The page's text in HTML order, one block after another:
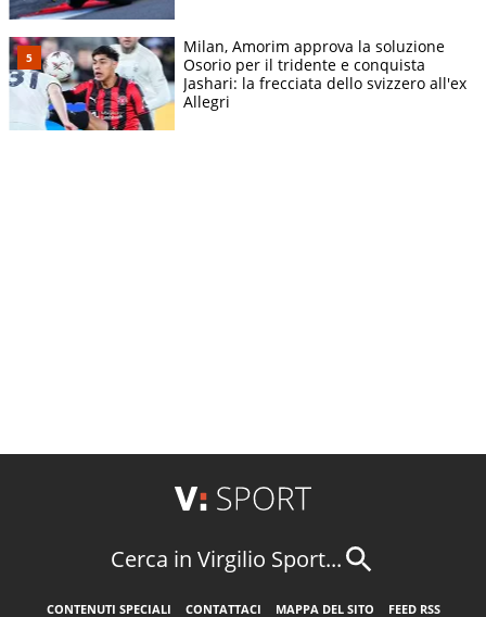
Milan, Amorim approva la soluzione
Osorio per il tridente e conquista
Jashari: la frecciata dello svizzero all'ex
Allegri
Cerca in Virgilio Sport...
CONTENUTI SPECIALI CONTATTACI MAPPA DEL SITO FEED RSS